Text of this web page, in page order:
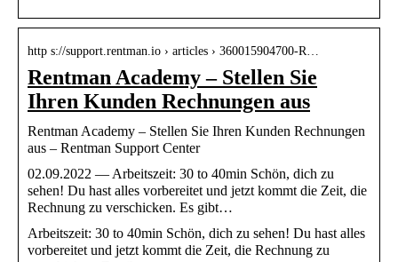
http s://support.rentman.io › articles › 360015904700-R…
Rentman Academy – Stellen Sie
Ihren Kunden Rechnungen aus
Rentman Academy – Stellen Sie Ihren Kunden Rechnungen
aus – Rentman Support Center
02.09.2022 — Arbeitszeit: 30 to 40min Schön, dich zu
sehen! Du hast alles vorbereitet und jetzt kommt die Zeit, die
Rechnung zu verschicken. Es gibt…
Arbeitszeit: 30 to 40min Schön, dich zu sehen! Du hast alles
vorbereitet und jetzt kommt die Zeit, die Rechnung zu